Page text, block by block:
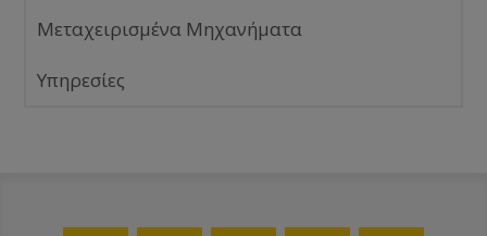
Μεταχειρισμένα Μηχανήματα
Υπηρεσίες